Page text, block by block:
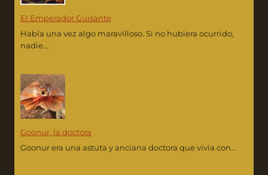
El Emperador Guisante
Había una vez algo maravilloso. Si no hubiera ocurrido,
nadie...
Goonur, la doctora
Goonur era una astuta y anciana doctora que vivía con...